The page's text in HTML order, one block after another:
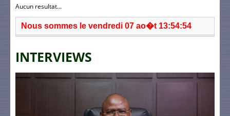
Aucun resultat...
Nous sommes le vendredi 07 ao�t 13:54:54
INTERVIEWS